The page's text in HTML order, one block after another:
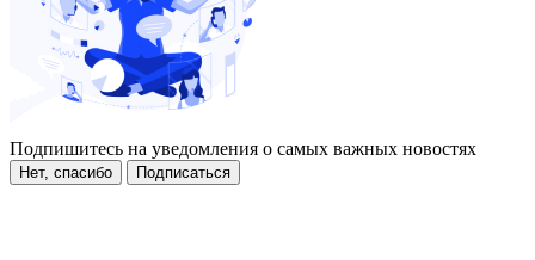
Подпишитесь на уведомления о самых важных новостях
Нет, спасибо Подписаться